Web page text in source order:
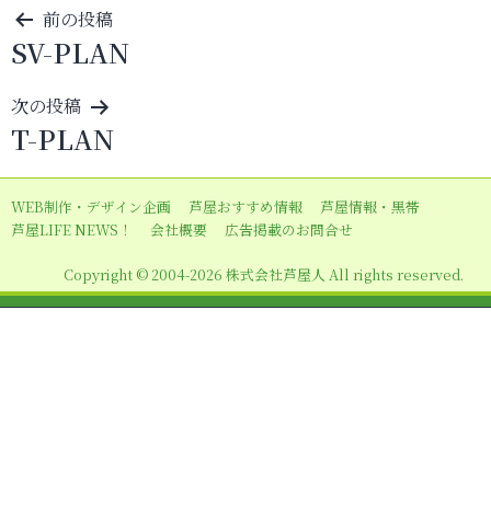
投
稿
ナ
ビ
ゲ
ー
シ
ン
前の投稿
SV-PLAN
次の投稿
T-PLAN
WEB制作・デザイン企画 芦屋おすすめ情報
芦屋情報・黒帯
芦屋LIFE NEWS！
会社概要 広告掲載のお問合せ
Copyright © 2004-2026 株式会社芦屋人 All rights reserved.